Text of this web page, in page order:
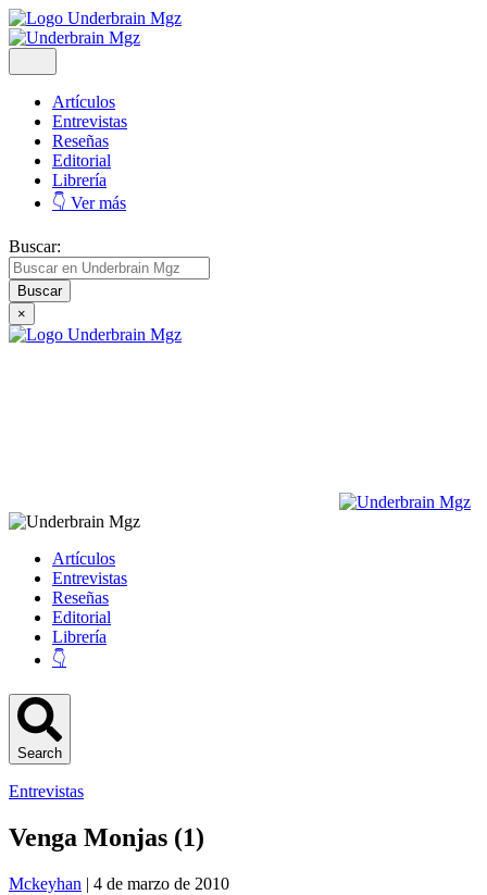
Artículos
Entrevistas
Reseñas
Editorial
Librería
👇 Ver más
Buscar:
×
Artículos
Entrevistas
Reseñas
Editorial
Librería
👇
Search
Entrevistas
Venga Monjas (1)
Mckeyhan | 4 de marzo de 2010